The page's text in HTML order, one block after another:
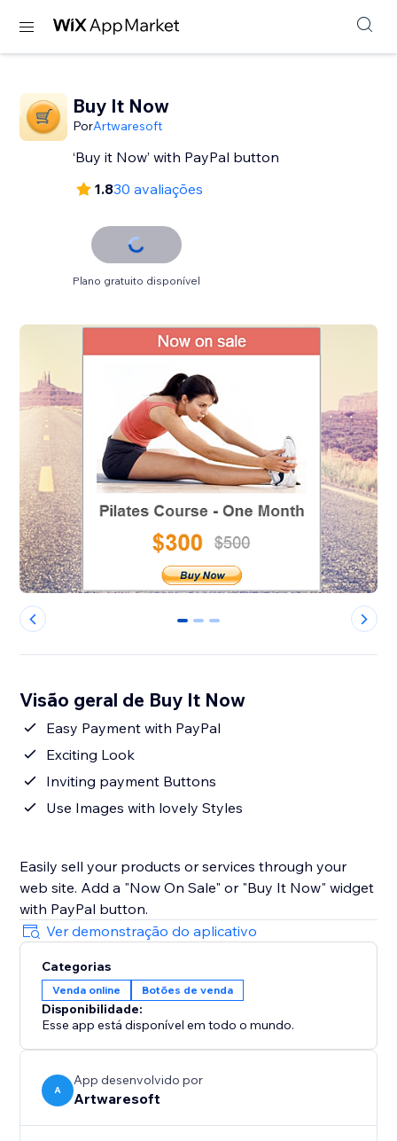
Buy It Now
PorArtwaresoft
‘Buy it Now’ with PayPal button
1.830 avaliações
Plano gratuito disponível
0 1 2
Visão geral de Buy It Now
Easy Payment with PayPal
Exciting Look
Inviting payment Buttons
Use Images with lovely Styles
Easily sell your products or services through your
web site. Add a "Now On Sale" or "Buy It Now" widget
with PayPal button.
Ver demonstração do aplicativo
Categorias
Venda online Botões de venda
Disponibilidade:
Esse app está disponível em todo o mundo.
A
App desenvolvido por
Artwaresoft